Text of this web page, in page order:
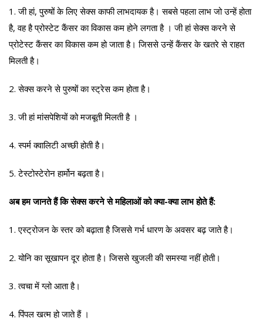
1. जी हां, पुरुषों के लिए सेक्स काफी लाभदायक है। सबसे पहला लाभ जो उन्हें होता
है, वह है प्रोस्टेट कैंसर का विकास कम होने लगता है । जी हां सेक्स करने से
प्रोटेस्ट कैंसर का विकास कम हो जाता है। जिससे उन्हें कैंसर के खतरे से राहत
मिलती है।
2. सेक्स करने से पुरुषों का स्ट्रेस कम होता है।
3. जी हां मांसपेशियों को मजबूती मिलती है ।
4. स्पर्म क्वालिटी अच्छी होती है।
5. टेस्टोस्टेरोन हार्मोन बढ़ता है।
अब हम जानते हैं कि सेक्स करने से महिलाओं को क्या-क्या लाभ होते हैं:
1. एस्ट्रोजन के स्तर को बढ़ाता है जिससे गर्भ धारण के अवसर बढ़ जाते है।
2. योनि का सूखापन दूर होता है। जिससे खुजली की समस्या नहीं होती।
3. त्वचा में ग्लो आता है।
4. पिंपल खत्म हो जाते हैं ।